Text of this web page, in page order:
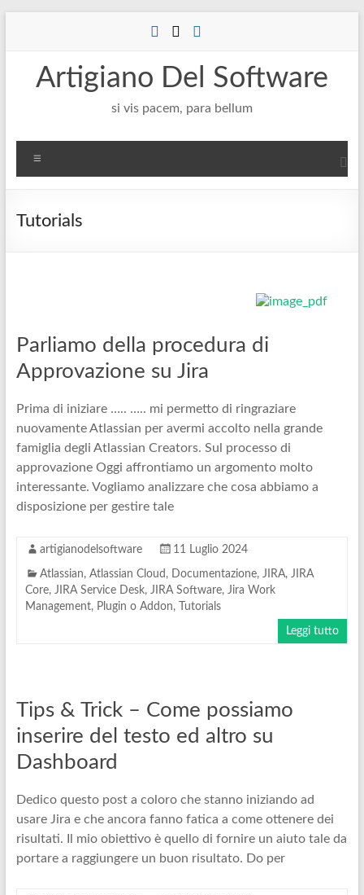
Artigiano Del Software
si vis pacem, para bellum
Tutorials
Parliamo della procedura di
Approvazione su Jira
Prima di iniziare ….. ….. mi permetto di ringraziare
nuovamente Atlassian per avermi accolto nella grande
famiglia degli Atlassian Creators. Sul processo di
approvazione Oggi affrontiamo un argomento molto
interessante. Vogliamo analizzare che cosa abbiamo a
disposizione per gestire tale
artigianodelsoftware 11 Luglio 2024
Atlassian, Atlassian Cloud , Documentazione, JIRA, JIRA
Core, JIRA Service Desk, JIRA Software, Jira Work
Management, Plugin o Addon, Tutorials
Leggi tutto
Tips & Trick – Come possiamo
inserire del testo ed altro su
Dashboard
Dedico questo post a coloro che stanno iniziando ad
usare Jira e che ancora fanno fatica a come ottenere dei
risultati. Il mio obiettivo è quello di fornire un aiuto tale da
portare a raggiungere un buon risultato. Do per